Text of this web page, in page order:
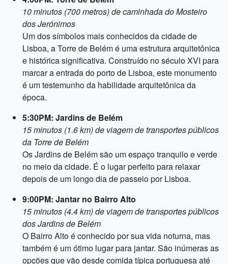
10 minutos (700 metros) de caminhada do Mosteiro
dos Jerónimos
Um dos símbolos mais conhecidos da cidade de
Lisboa, a Torre de Belém é uma estrutura arquitetônica
e histórica significativa. Construído no século XVI para
marcar a entrada do porto de Lisboa, este monumento
é um testemunho da habilidade arquitetônica da
época.
5:30PM: Jardins de Belém
15 minutos (1.6 km) de viagem de transportes públicos
da Torre de Belém
Os Jardins de Belém são um espaço tranquilo e verde
no meio da cidade. É o lugar perfeito para relaxar
depois de um longo dia de passeio por Lisboa.
9:00PM: Jantar no Bairro Alto
15 minutos (4.4 km) de viagem de transportes públicos
dos Jardins de Belém
O Bairro Alto é conhecido por sua vida noturna, mas
também é um ótimo lugar para jantar. São inúmeras as
opções que vão desde comida típica portuguesa até